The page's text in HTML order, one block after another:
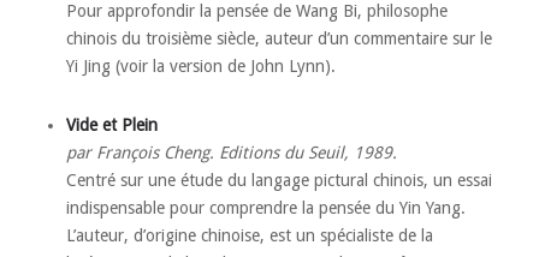
Pour approfondir la pensée de Wang Bi, philosophe
chinois du troisième siècle, auteur d’un commentaire sur le
Yi Jing (voir la version de John Lynn).
Vide et Plein
par François Cheng. Editions du Seuil, 1989.
Centré sur une étude du langage pictural chinois, un essai
indispensable pour comprendre la pensée du Yin Yang.
L’auteur, d’origine chinoise, est un spécialiste de la